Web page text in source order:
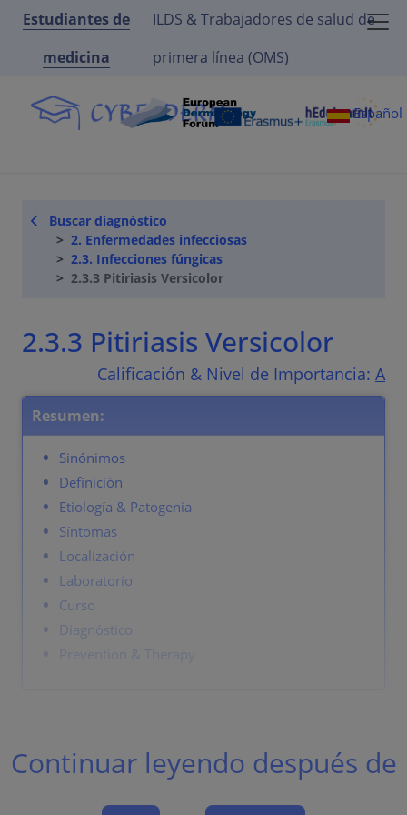
Estudiantes de
medicina
ILDS & Trabajadores de salud de
primera línea (OMS)
Español
Buscar diagnóstico
2. Enfermedades infecciosas
2.3. Infecciones fúngicas
2.3.3 Pitiriasis Versicolor
2.3.3 Pitiriasis Versicolor
Calificación & Nivel de Importancia: A
Resumen:
Sinónimos
Definición
Etiología & Patogenia
Síntomas
Localización
Laboratorio
Curso
Diagnóstico
Tiña versicolor.
Continuar leyendo después de